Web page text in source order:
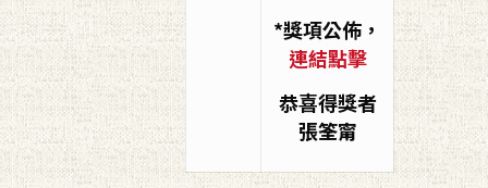
*獎項公佈，
連結點擊
恭喜得獎者
張筌甯